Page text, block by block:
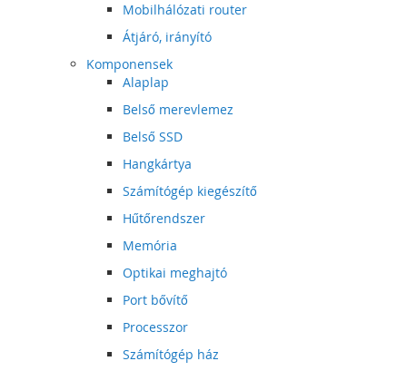
Mobilhálózati router
Átjáró, irányító
Komponensek
Alaplap
Belső merevlemez
Belső SSD
Hangkártya
Számítógép kiegészítő
Hűtőrendszer
Memória
Optikai meghajtó
Port bővítő
Processzor
Számítógép ház